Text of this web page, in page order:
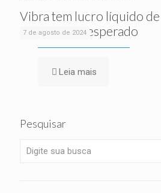
7 de agosto de 2024
Vibra tem lucro líquido de
tri, acima do esperado
Leia mais
Pesquisar